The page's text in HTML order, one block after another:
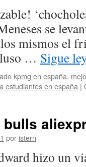
se
mismos el
… Sigue
kpmg en españa,
estudiantes en españa |
por istern
hizo un